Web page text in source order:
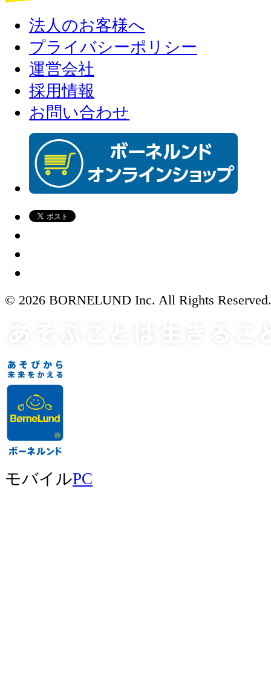
法人のお客様へ
プライバシーポリシー
運営会社
採用情報
お問い合わせ
© 2026 BORNELUND Inc. All Rights Reserved.
モバイルPC